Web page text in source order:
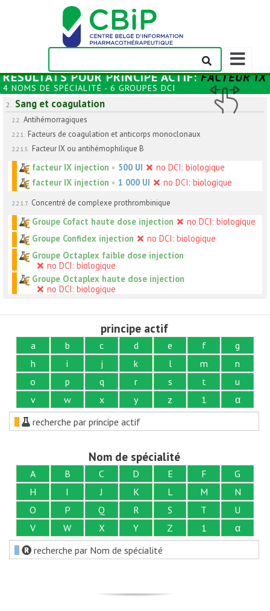
Afficher/
la
barre
de
navigation
RÉSULTATS POURPRINCIPE ACTIF:FACTEUR IX
4 NOMS DE SPÉCIALITÉ - 6 GROUPES DCI
2. Sang et coagulation
2.2. Antihémorragiques
2.2.1. Facteurs de coagulation et anticorps monoclonaux
2.2.1.5. Facteur IX ou antihémophilique B
facteur IX injection • 500 UI
no DCI: biologique
facteur IX injection • 1 000 UI no DCI: biologique
2.2.1.7. Concentré de complexe prothrombinique
Groupe Cofact haute dose injection
no DCI: biologique
Groupe Confidex injection
no DCI: biologique
Groupe Octaplex faible dose injection
no DCI: biologique
Groupe Octaplex haute dose injection
no DCI: biologique
principe actif
a b c d e f
g
h
i j k l m
n
o
p q r s t
u
v
w x y z 1
α
recherche par principe actif
Nom de spécialité
A B C D E F
G
H
I J K L M
N
O
P Q R S T
U
V
W X Y Z 1
α
recherche par Nom de spécialité